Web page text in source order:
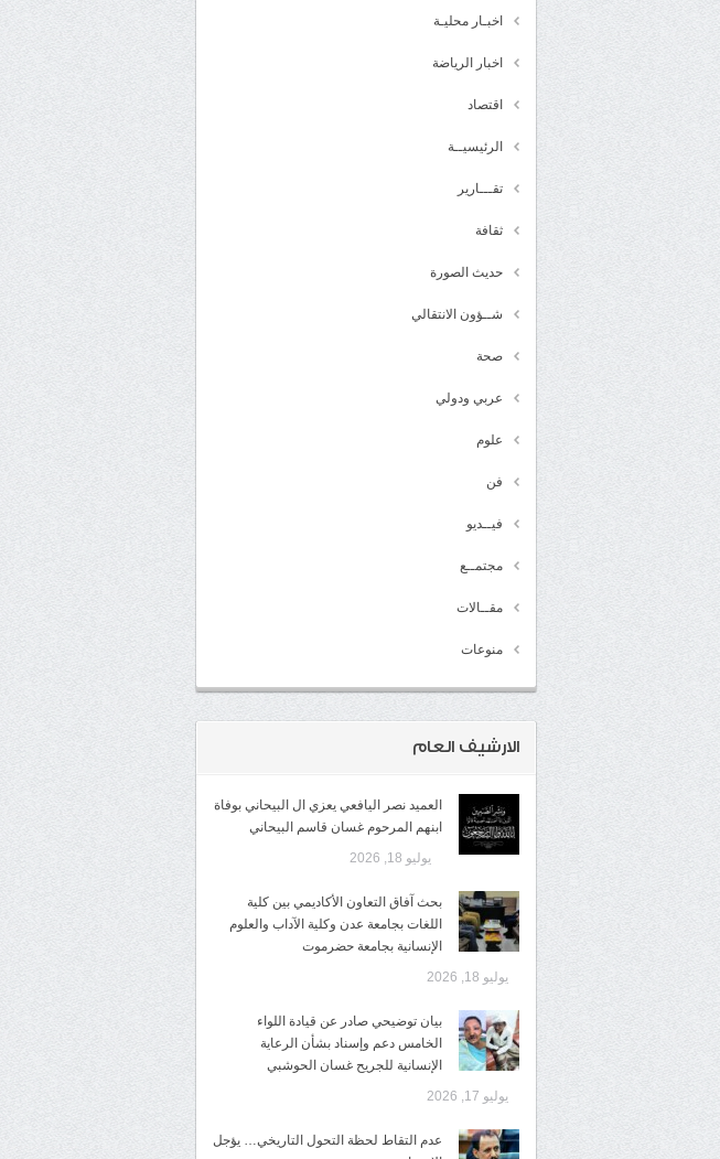
اخبـار محليـة
اخبار الرياضة
اقتصاد
الرئيسيــة
تقـــارير
ثقافة
حديث الصورة
شــؤون الانتقالي
صحة
عربي ودولي
علوم
فن
فيــديو
مجتمــع
مقــالات
منوعات
الارشيف العام
العميد نصر اليافعي يعزي ال البيحاني بوفاة
ابنهم المرحوم غسان قاسم البيحاني
يوليو 18, 2026
بحث آفاق التعاون الأكاديمي بين كلية
اللغات بجامعة عدن وكلية الآداب والعلوم
الإنسانية بجامعة حضرموت
يوليو 18, 2026
​بيان توضيحي صادر عن قيادة اللواء
الخامس دعم وإسناد بشأن الرعاية
الإنسانية للجريح غسان الحوشبي
يوليو 17, 2026
عدم التقاط لحظة التحول التاريخي… يؤجل